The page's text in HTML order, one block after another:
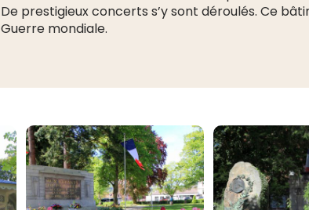
De prestigieux concerts s’y sont déroulés. Ce
Guerre mondiale.